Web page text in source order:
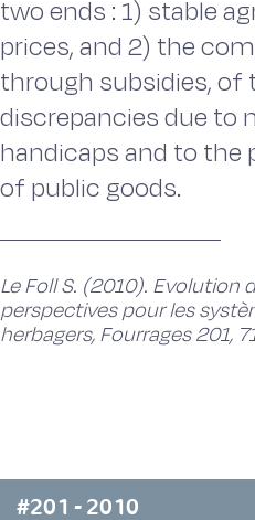
two ends : 1) stable
prices, and 2) the
through subsidies, of
discrepancies due to
handicaps and to the
of public goods.
Le Foll S. (2010). Evolution
perspectives pour les
herbagers, Fourrages 201,
#201 - 2010